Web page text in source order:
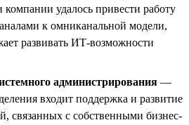
удалось привести работу
к омниканальной модели,
развивать ИТ-возможности
администрирования —
входит поддержка и развитие
связанных с собственными бизнес-